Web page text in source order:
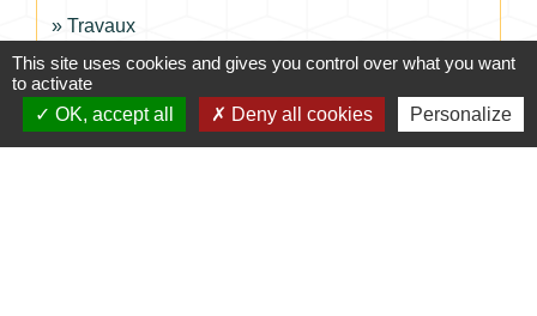
Travaux
Récupération de l'eau de pluie
Logement
Assainissement des eaux usées domestiques
This site uses cookies and gives you control over what you want
to activate
OK, accept all
Deny all cookies Personalize